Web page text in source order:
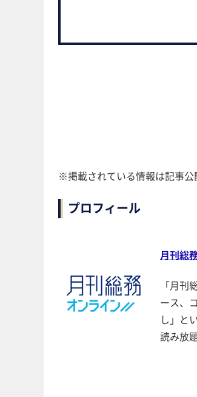
※掲載されている情報は記事公
プロフィール
月刊総
「月
ース、
し」と
読み放